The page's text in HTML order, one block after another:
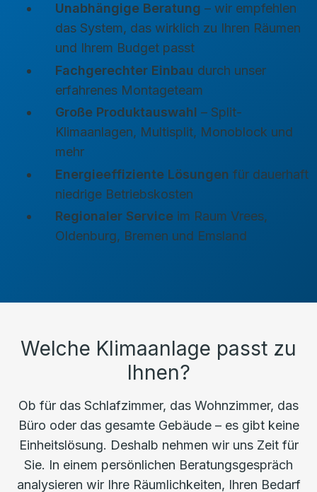
Unabhängige Beratung – wir empfehlen
das System, das wirklich zu Ihren Räumen
und Ihrem Budget passt
Fachgerechter Einbau durch unser
erfahrenes Montageteam
Große Produktauswahl – Split-
Klimaanlagen, Multisplit, Monoblock und
mehr
Energieeffiziente Lösungen für dauerhaft
niedrige Betriebskosten
Regionaler Service im Raum Vrees,
Oldenburg, Bremen und Emsland
Welche Klimaanlage passt zu
Ihnen?
Ob für das Schlafzimmer, das Wohnzimmer, das
Büro oder das gesamte Gebäude – es gibt keine
Einheitslösung. Deshalb nehmen wir uns Zeit für
Sie. In einem persönlichen Beratungsgespräch
analysieren wir Ihre Räumlichkeiten, Ihren Bedarf